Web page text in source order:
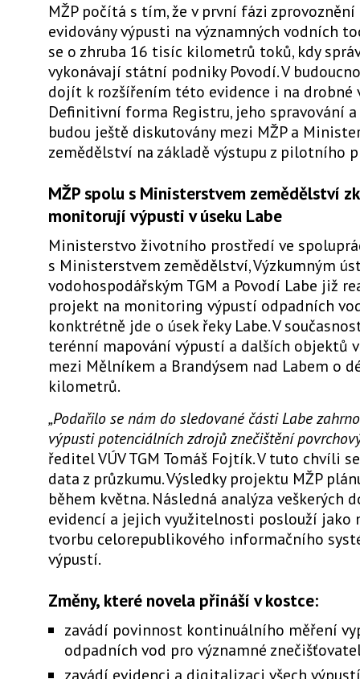
MŽP počítá s tím, že v první fázi
evidovány výpusti na významných vodních
se o zhruba 16 tisíc kilometrů toků, kdy
vykonávají státní podniky Povodí. V
dojít k rozšířením této evidence i na drobné
Definitivní forma Registru, jeho spravování a
budou ještě diskutovány mezi MŽP a
zemědělství na základě výstupu z pilotního
MŽP spolu s Ministerstvem zemědělství
monitorují výpusti v úseku Labe
Ministerstvo životního prostředí ve
s Ministerstvem zemědělství, Výzkumným
vodohospodářským TGM a Povodí Labe již
projekt na monitoring výpustí odpadních
konktrétně jde o úsek řeky Labe. V
terénní mapování výpustí a dalších objektů
mezi Mělníkem a Brandýsem nad Labem o
kilometrů.
„Podařilo se nám do sledované části Labe
výpusti potenciálních zdrojů znečištění
ředitel VÚV TGM Tomáš Fojtík. V tuto chvíli
data z průzkumu. Výsledky projektu MŽP
během května. Následná analýza veškerých
evidencí a jejich využitelnosti poslouží jako
tvorbu celorepublikového informačního
výpustí.
Změny, které novela přináší v kostce:
zavádí povinnost kontinuálního měření
odpadních vod pro významné
zavádí evidenci a digitalizaci všech